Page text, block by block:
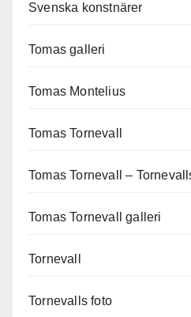
Svenska konstnärer
Tomas galleri
Tomas Montelius
Tomas Tornevall
Tomas Tornevall –
Tomas Tornevall galleri
Tornevall
Tornevalls foto